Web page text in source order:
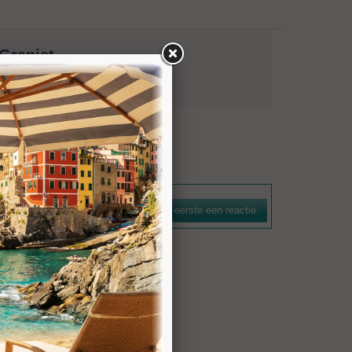
De boorkroon is voorzien van een
spoelwerking. De bezettingshoogte bedraagt 7
gangbare machines zijn leverbaar.Schrijf als eerste een reactie.